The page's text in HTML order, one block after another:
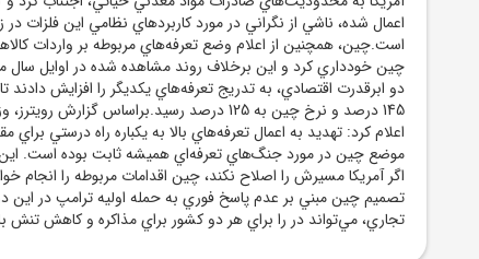
اعمال شده، ناشي از نگراني در مورد کاربردهاي نظامي اين فلزات
است.چين، همچنين از اعلام وضع تعرفه‌هاي مربوطه بر واردات
چين خودداري کرد و اين برخلاف روند مشاهده شده در اوايل سال
دو ابرقدرت اقتصادي، به تدريج تعرفه‌هاي يکديگر را افزايش دادند
145 درصد و نرخ چين به 125 درصد رسيد.براساس گزارش
اعلام کرد: تهديد به اعمال تعرفه‌هاي بالا به يکباره راه درستي
موضع چين در مورد جنگ‌هاي تعرفه‌اي هميشه ثابت بوده است. اين
اگر آمريکا مسيرش را اصلاح نکند، چين اقدامات مربوطه را انجام
تصميم چين مبني بر عدم پاسخ فوري به حمله اوليه ترامپ در
تجاري، مي‌تواند در را براي هر دو کشور براي مذاکره و کاهش تنش